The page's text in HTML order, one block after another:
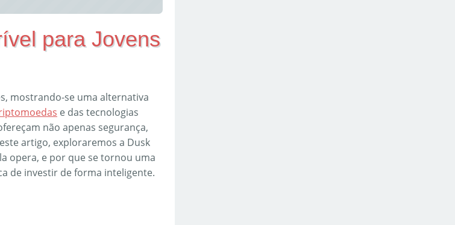
para Jovens
mostrando-se uma alternativa
e das tecnologias
não apenas segurança,
artigo, exploraremos a Dusk
opera, e por que se tornou uma
de investir de forma inteligente.